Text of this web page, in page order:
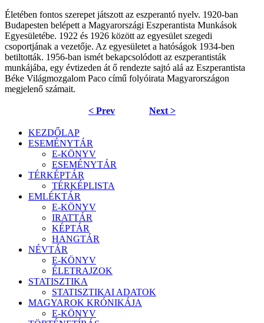
Életében fontos szerepet játszott az eszperantó nyelv. 1920-ban
Budapesten belépett a Magyarországi Eszperantista Munkások
Egyesületébe. 1922 és 1926 között az egyesület szegedi
csoportjának a vezetője. Az egyesületet a hatóságok 1934-ben
betiltották. 1956-ban ismét bekapcsolódott az eszperantisták
munkájába, egy évtizeden át ő rendezte sajtó alá az Eszperantista
Béke Világmozgalom Paco című folyóirata Magyarországon
megjelenő számait.
< Prev Next >
KEZDŐLAP
ESEMÉNYTÁR
E-KÖNYV
ESEMÉNYTÁR
TÉRKÉPTÁR
TÉRKÉPLISTA
EMLÉKTÁR
E-KÖNYV
IRATTÁR
KÉPTÁR
HANGTÁR
NÉVTÁR
E-KÖNYV
ÉLETRAJZOK
STATISZTIKA
STATISZTIKAI ADATOK
MAGYAROK KRÓNIKÁJA
E-KÖNYV